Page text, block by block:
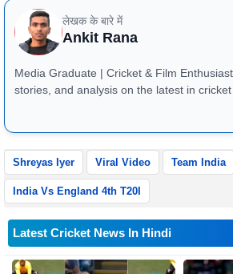
लेखक के बारे में
Ankit Rana
Media Graduate | Cricket & Film
stories, and analysis on the latest in cricket
Shreyas Iyer Viral Video Team India
India Vs England 4th T20I
Latest Cricket News In Hindi